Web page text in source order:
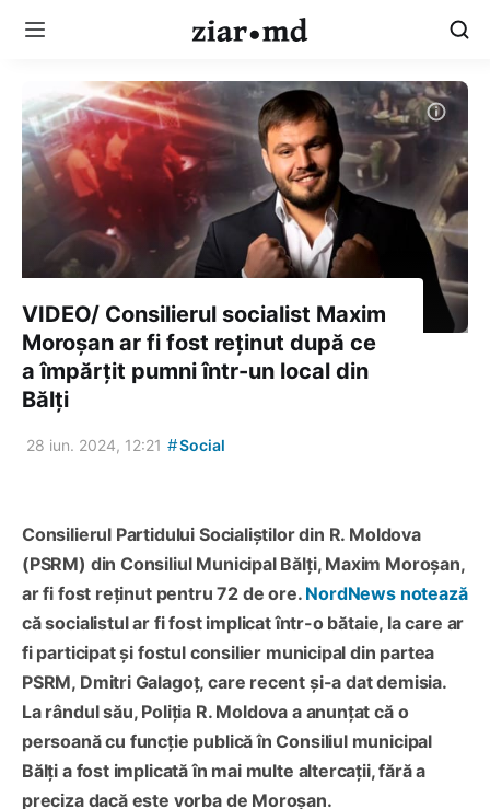
VIDEO/ Consilierul socialist Maxim
Moroșan ar fi fost reținut după ce
a împărțit pumni într-un local din
Bălți
28 iun. 2024, 12:21 #Social
Consilierul Partidului Socialiștilor din R. Moldova
(PSRM) din Consiliul Municipal Bălți, Maxim Moroșan,
ar fi fost reținut pentru 72 de ore. NordNews notează
că socialistul ar fi fost implicat într-o bătaie, la care ar
fi participat și fostul consilier municipal din partea
PSRM, Dmitri Galagoț, care recent și-a dat demisia.
La rândul său, Poliția R. Moldova a anunțat că o
persoană cu funcție publică în Consiliul municipal
Bălți a fost implicată în mai multe altercații, fără a
preciza dacă este vorba de Moroșan.